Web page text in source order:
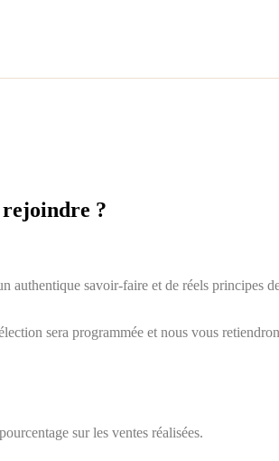
rejoindre ?
authentique savoir-faire et de réels principes
sera programmée et nous vous
sur les ventes réalisées.